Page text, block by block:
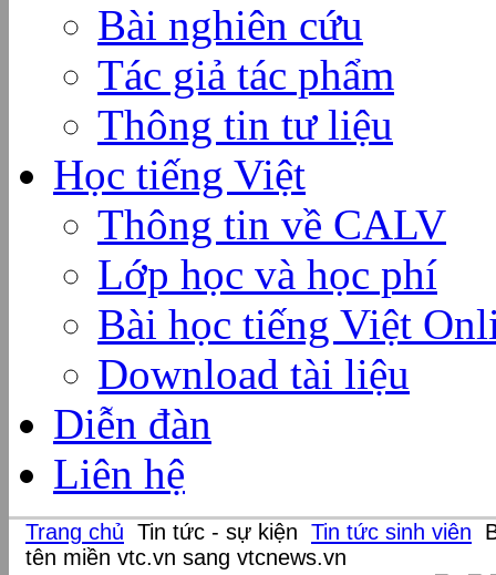
Bài nghiên cứu
Tác giả tác phẩm
Thông tin tư liệu
Học tiếng Việt
Thông tin về CALV
Lớp học và học phí
Bài học tiếng Việt
Download tài liệu
Diễn đàn
Liên hệ
Trang chủ Tin tức - sự kiện Tin tức sinh viên
tên miền vtc.vn sang vtcnews.vn